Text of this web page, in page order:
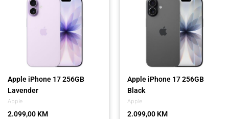
Apple
Apple iPhone 17 256GB
Lavender
2.099,00 KM
Apple
Apple iPhone 17 256GB
Black
2.099,00 KM